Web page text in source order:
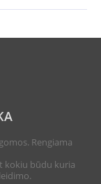
Rengiama
kokiu būdu kuria